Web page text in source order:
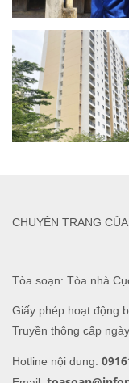
Tòa soạn: Tòa nhà
Giấy phép hoạt động
Truyền thông cấp
Hotline nội dung:
CHUYÊN TRANG